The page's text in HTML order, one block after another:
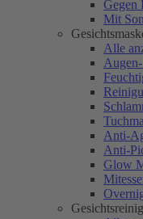
Gegen
Mit
Alle
Anti-
Anti-
Glow